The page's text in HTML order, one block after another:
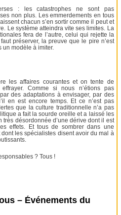
: les catastrophes ne sont pas
non plus. Les emmerdements en tous
chacun s’en sortir comme il peut et
Le système atteindra vite ses limites. La
fera de l’autre, celui qui rejette la
préserver, la preuve que le pire n’est
un modèle à imiter.
les affaires courantes et on tente de
Comme si nous n’étions pas
des adaptations à envisager, par des
en est encore temps. Et ce n’est pas
que la culture traditionnelle n’a pas
a fait la sourde oreille et a laissé les
très désordonnée d’une dérive dont il est
effets. Et tous de sombrer dans une
les spécialistes disent avoir du mal à
? Tous !
– Événements du